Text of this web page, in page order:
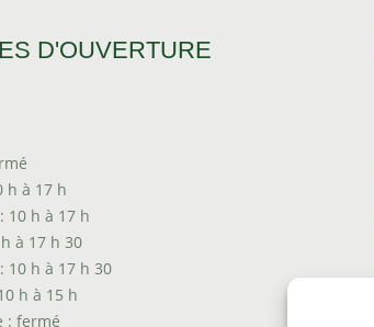
D'OUVERTURE
h à 17 h
10 h à 17 h
à 17 h 30
10 h à 17 h 30
h à 15 h
: fermé